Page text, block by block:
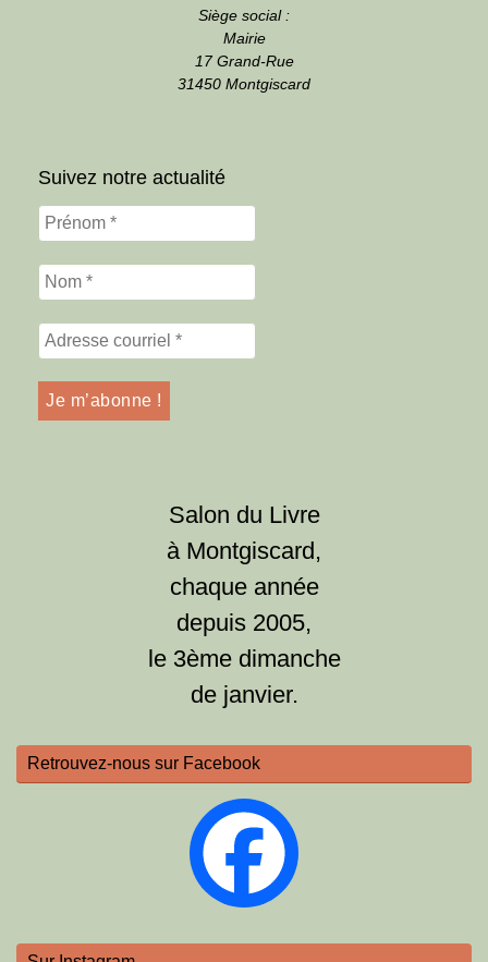
Siège social :
Mairie
17 Grand-Rue
31450 Montgiscard
Suivez notre actualité
Salon du Livre
à Montgiscard,
chaque année
depuis 2005,
le 3ème dimanche
de janvier.
Retrouvez-nous sur Facebook